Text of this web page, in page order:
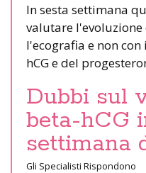
In sesta settimana
valutare
l'ecografia e non
hCG e del
Dubbi sul
beta-hCG
settimana
Gli Specialisti Rispondono